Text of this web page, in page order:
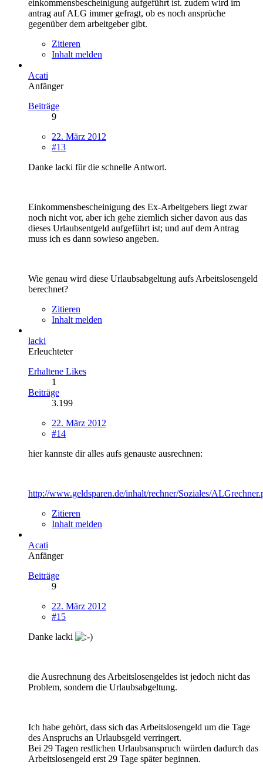
einkommensbescheinigung aufgeführt ist. zudem wird im
antrag auf ALG immer gefragt, ob es noch ansprüche
gegenüber dem arbeitgeber gibt.
Zitieren
Inhalt melden
Acati
Anfänger
Beiträge
9
22. März 2012
#13
Danke lacki für die schnelle Antwort.
Einkommensbescheinigung des Ex-Arbeitgebers liegt zwar
noch nicht vor, aber ich gehe ziemlich sicher davon aus das
dieses Urlaubsentgeld aufgeführt ist; und auf dem Antrag
muss ich es dann sowieso angeben.
Wie genau wird diese Urlaubsabgeltung aufs Arbeitslosengeld
berechnet?
Zitieren
Inhalt melden
lacki
Erleuchteter
Erhaltene Likes
1
Beiträge
3.199
22. März 2012
#14
hier kannste dir alles aufs genauste ausrechnen:
http://www.geldsparen.de/inhalt/rechner/Soziales/
Zitieren
Inhalt melden
Acati
Anfänger
Beiträge
9
22. März 2012
#15
Danke lacki
die Ausrechnung des Arbeitslosengeldes ist jedoch nicht das
Problem, sondern die Urlaubsabgeltung.
Ich habe gehört, dass sich das Arbeitslosengeld um die Tage
des Anspruchs an Urlaubsgeld verringert.
Bei 29 Tagen restlichen Urlaubsanspruch würden dadurch das
Arbeitslosengeld erst 29 Tage später beginnen.